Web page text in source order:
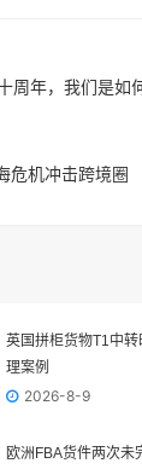
周年，我们是如
危机冲击跨境圈
英国拼柜货物T1中
理案例
2026-8-9
欧洲FBA货件两次未